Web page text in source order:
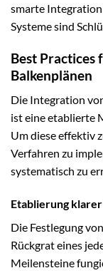
smarte
Systeme sind
Best Practices
Balkenplänen
Die Integration
ist eine etablierte
Um diese effektiv
Verfahren zu
systematisch zu
Etablierung
Die Festlegung
Rückgrat eines
Meilensteine